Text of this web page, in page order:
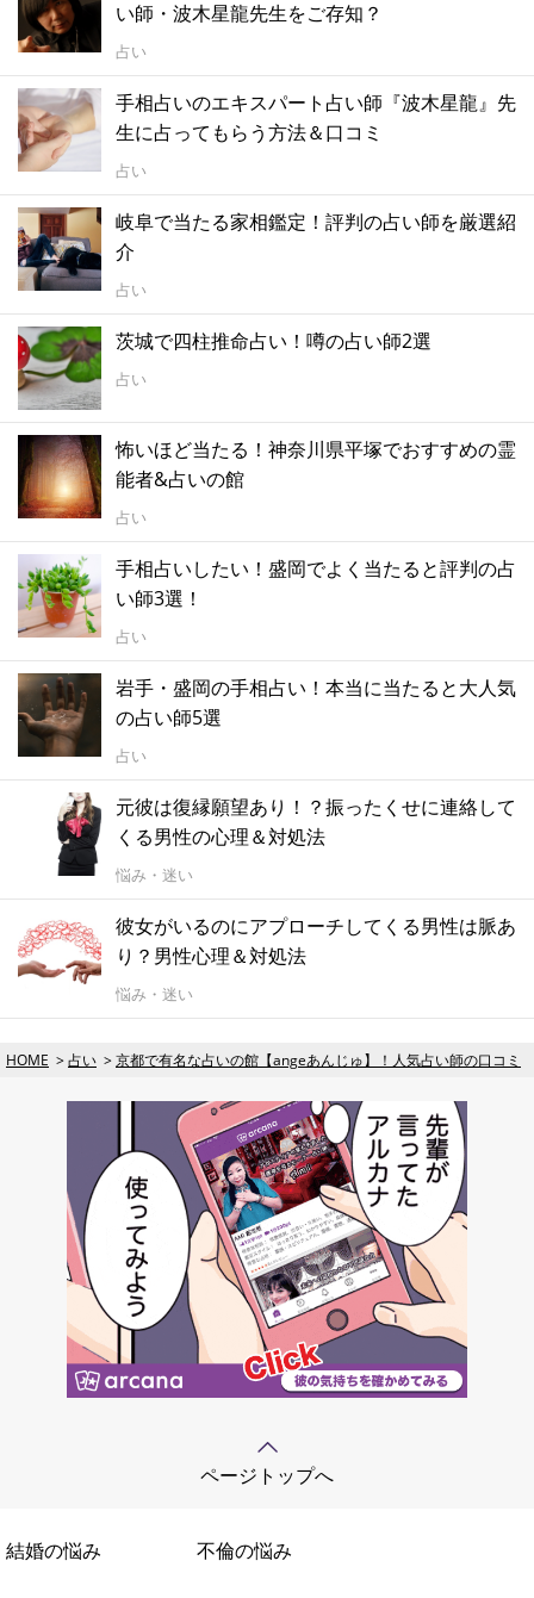
い師・波木星龍先生をご存知？
占い
手相占いのエキスパート占い師『波木星龍』先
生に占ってもらう方法＆口コミ
占い
岐阜で当たる家相鑑定！評判の占い師を厳選紹
介
占い
茨城で四柱推命占い！噂の占い師2選
占い
怖いほど当たる！神奈川県平塚でおすすめの霊
能者&占いの館
占い
手相占いしたい！盛岡でよく当たると評判の占
い師3選！
占い
岩手・盛岡の手相占い！本当に当たると大人気
の占い師5選
占い
元彼は復縁願望あり！？振ったくせに連絡して
くる男性の心理＆対処法
悩み・迷い
彼女がいるのにアプローチしてくる男性は脈あ
り？男性心理＆対処法
悩み・迷い
HOME 占い 京都で有名な占いの館【angeあんじゅ】！人気占い師の口コミ
ページトップへ
結婚の悩み 不倫の悩み